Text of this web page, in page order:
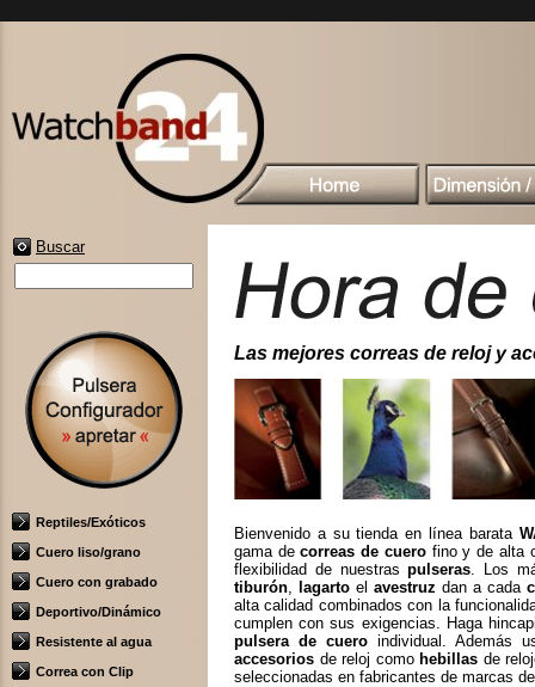
Buscar
Reptiles/Exóticos
Cuero liso/grano
Cuero con grabado
Deportivo/Dinámico
Resistente al agua
Correa con Clip
Las mejores correas de reloj y
Bienvenido a su tienda en línea barata
gama decorreas de cuerofino y de alta
flexibilidad de nuestraspulseras. Los
tiburón, lagarto elavestruz dan a cada
alta calidad combinados con la
cumplen con sus exigencias. Haga
pulsera de cueroindividual. Además
accesorios de reloj como hebillas de
seleccionadas en fabricantes de marcas